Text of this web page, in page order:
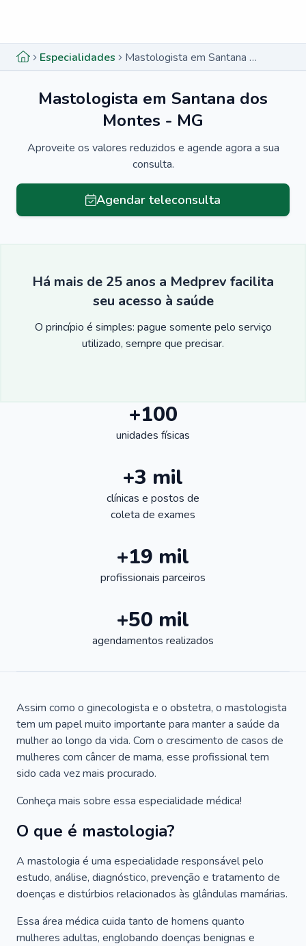
Especialidades Mastologista em Santana dos Montes - MG
Mastologista em Santana dos
Montes - MG
Aproveite os valores reduzidos e agende agora a sua
consulta.
Agendar teleconsulta
Há mais de 25 anos a Medprev facilita
seu acesso à saúde
O princípio é simples: pague somente pelo serviço
utilizado, sempre que precisar.
+100
unidades físicas
+3 mil
clínicas e postos de
coleta de exames
+19 mil
profissionais parceiros
+50 mil
agendamentos realizados
Assim como o ginecologista e o obstetra, o mastologista
tem um papel muito importante para manter a saúde da
mulher ao longo da vida. Com o crescimento de casos de
mulheres com câncer de mama, esse profissional tem
sido cada vez mais procurado.
Conheça mais sobre essa especialidade médica!
O que é mastologia?
A mastologia é uma especialidade responsável pelo
estudo, análise, diagnóstico, prevenção e tratamento de
doenças e distúrbios relacionados às glândulas mamárias.
Essa área médica cuida tanto de homens quanto
mulheres adultas, englobando doenças benignas e